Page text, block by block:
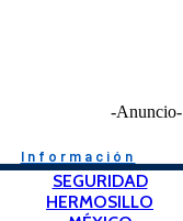
-Anuncio-
Información
SEGURIDAD
HERMOSILLO